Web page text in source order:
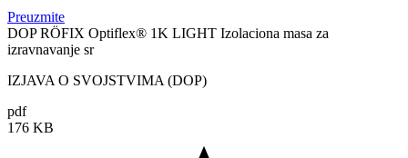
Preuzmite
DOP RÖFIX Optiflex® 1K LIGHT Izolaciona masa za
izravnavanje sr
IZJAVA O SVOJSTVIMA (DOP)
pdf
176 KB